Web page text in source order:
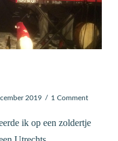
2019 1 Comment
ik op een zoldertje